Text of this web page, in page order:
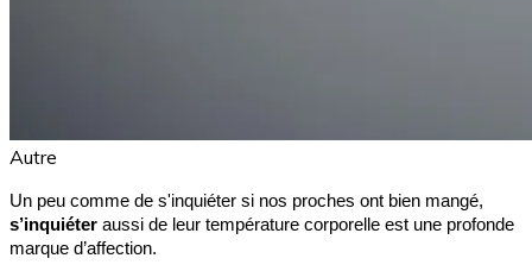
Autre
s’inquiéter aussi de leur température corporelle est une profonde
marque d’affection.